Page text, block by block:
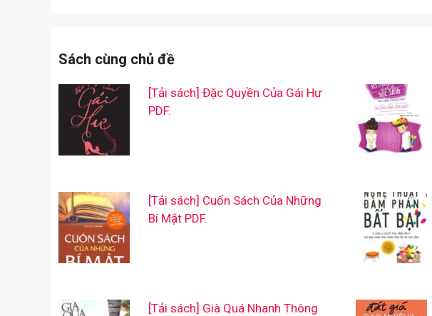
Sách cùng chủ đề
[Tải sách] Đặc Quyền Của Gái Hư
PDF.
[Tải sách] Cuốn Sách Của Những
Bí Mật PDF.
[Tải sách] Già Quá Nhanh Thông